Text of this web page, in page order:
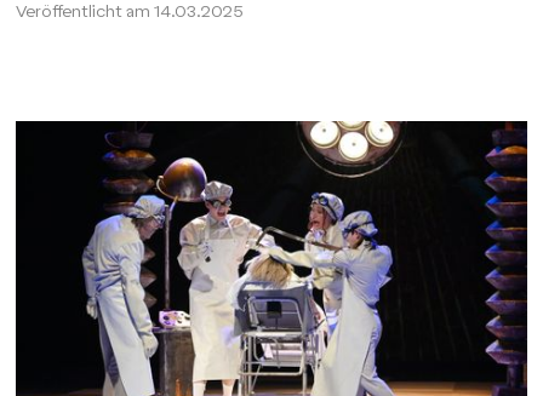
Veröffentlicht am 14.03.2025